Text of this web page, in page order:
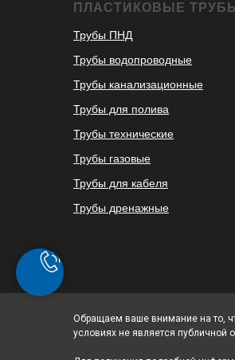
ПЛАСТИКОВЫЕ
Трубы ПНД
Трубы водопроводные
Трубы канализационные
Трубы для полива
Трубы технические
Трубы газовые
Трубы для кабеля
Трубы дренажные
Обращаем ваше внимание на то,
условиях не является публичной